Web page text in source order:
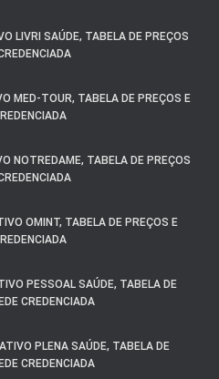
LIVRI SAÚDE, TABELA DE PREÇOS
MED-TOUR, TABELA DE PREÇOS E
NOTREDAME, TABELA DE PREÇOS
OMINT, TABELA DE PREÇOS E
PESSOAL SAÚDE, TABELA DE
CREDENCIADA
PLENA SAÚDE, TABELA DE
CREDENCIADA